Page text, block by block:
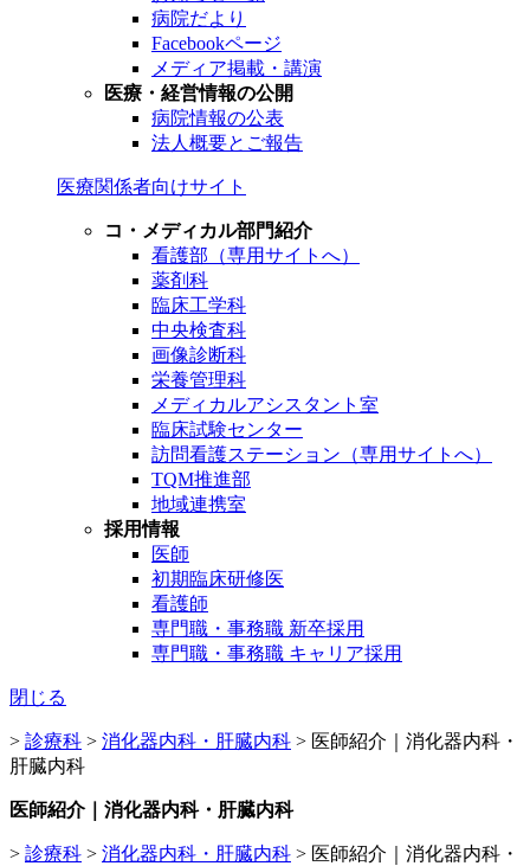
病院だより
Facebookページ
メディア掲載・講演
医療・経営情報の公開
病院情報の公表
法人概要とご報告
医療関係者向けサイト
コ・メディカル部門紹介
看護部（専用サイトへ）
薬剤科
臨床工学科
中央検査科
画像診断科
栄養管理科
メディカルアシスタント室
臨床試験センター
訪問看護ステーション（専用サイトへ）
TQM推進部
地域連携室
採用情報
医師
初期臨床研修医
看護師
専門職・事務職 新卒採用
専門職・事務職 キャリア採用
閉じる
> 診療科 > 消化器内科・肝臓内科 > 医師紹介｜消化器内科・
肝臓内科
医師紹介｜消化器内科・肝臓内科
> 診療科 > 消化器内科・肝臓内科 > 医師紹介｜消化器内科・